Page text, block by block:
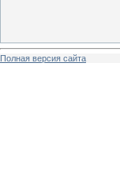
Полная версия сайта